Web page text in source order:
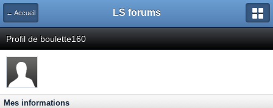
← Accueil LS forums
Profil de boulette160
Mes informations